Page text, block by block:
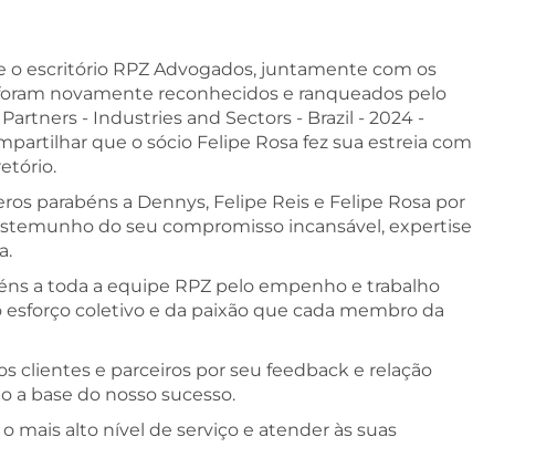
escritório RPZ Advogados, juntamente com os
novamente reconhecidos e ranqueados pelo
- Industries and Sectors - Brazil - 2024 -
que o sócio Felipe Rosa fez sua estreia com
parabéns a Dennys, Felipe Reis e Felipe Rosa por
do seu compromisso incansável, expertise
a toda a equipe RPZ pelo empenho e trabalho
coletivo e da paixão que cada membro da
clientes e parceiros por seu feedback e relação
a base do nosso sucesso.
mais alto nível de serviço e atender às suas